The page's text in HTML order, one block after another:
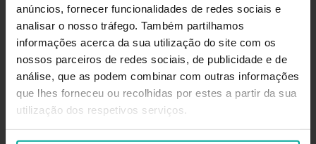
anúncios, fornecer funcionalidades de redes sociais e
analisar o nosso tráfego. Também partilhamos
informações acerca da sua utilização do site com os
nossos parceiros de redes sociais, de publicidade e de
análise, que as podem combinar com outras informações
que lhes forneceu ou recolhidas por estes a partir da sua
utilização dos respetivos serviços.
estacionar (pode fazê-lo no mesmo dia em
que começar a utilizá-lo).
A compra só pode ser realizada antes
do início da estadia.
Se o Multidias estiver disponível para aquele parque e datas,
aparecerá como opção automaticamente quando o
utilizador introduzir data e hora de entrada/saída.